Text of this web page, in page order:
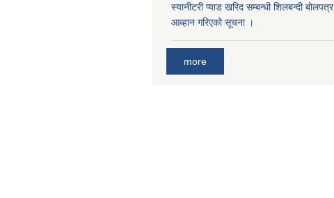
स्यानीटरी प्याड खरिद सम्बन्धी शिलबन्दी बोलपत्र
आब्हान गरिएको सूचना ।
more